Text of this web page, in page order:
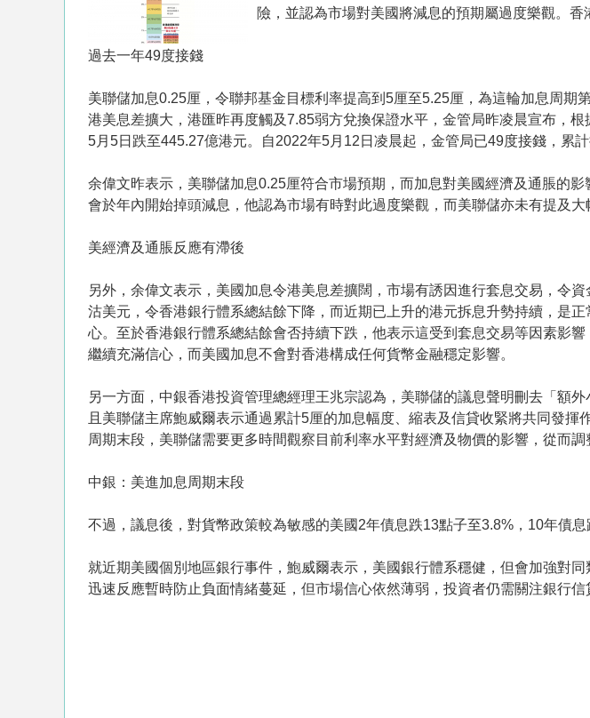
險，並認為市場對美國將減息的預期屬過度樂觀。香
過去一年49度接錢
美聯儲加息0.25厘，令聯邦基金目標利率提高到5厘至5.25厘，為這輪加息周期
港美息差擴大，港匯昨再度觸及7.85弱方兌換保證水平，金管局昨凌晨宣布，
5月5日跌至445.27億港元。自2022年5月12日凌晨起，金管局已49度接錢，累計
余偉文昨表示，美聯儲加息0.25厘符合市場預期，而加息對美國經濟及通脹的
會於年內開始掉頭減息，他認為市場有時對此過度樂觀，而美聯儲亦未有提及大
美經濟及通脹反應有滯後
另外，余偉文表示，美國加息令港美息差擴闊，市場有誘因進行套息交易，令
沽美元，令香港銀行體系總結餘下降，而近期已上升的港元拆息升勢持續，是
心。至於香港銀行體系總結餘會否持續下跌，他表示這受到套息交易等因素影
繼續充滿信心，而美國加息不會對香港構成任何貨幣金融穩定影響。
另一方面，中銀香港投資管理總經理王兆宗認為，美聯儲的議息聲明刪去「額
且美聯儲主席鮑威爾表示通過累計5厘的加息幅度、縮表及信貸收緊將共同發
周期末段，美聯儲需要更多時間觀察目前利率水平對經濟及物價的影響，從而
中銀：美進加息周期末段
不過，議息後，對貨幣政策較為敏感的美國2年債息跌13點子至3.8%，10年債息
就近期美國個別地區銀行事件，鮑威爾表示，美國銀行體系穩健，但會加強對
迅速反應暫時防止負面情緒蔓延，但市場信心依然薄弱，投資者仍需關注銀行信